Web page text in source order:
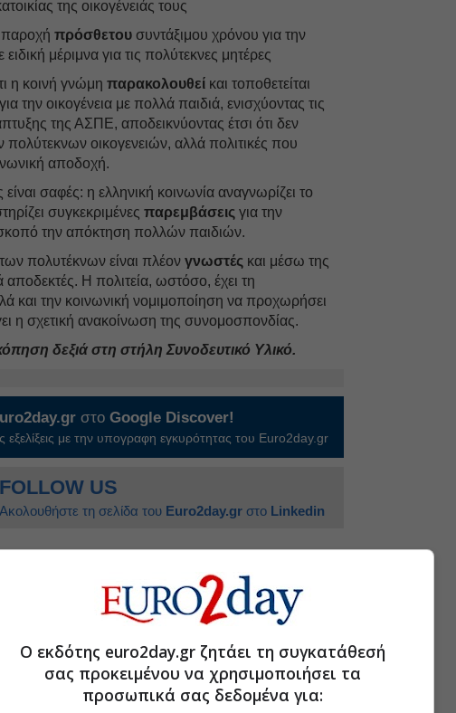
της οικογένειάς τους
παροχήπρόσθετου συντάξιμου χρόνου για την
μέριμνα για τις πολύτεκνες μητέρες
η κοινή γνώμηπαρακολουθεί και τοποθετείται
την οικογένεια με πολλά παιδιά, ενισχύοντας τις
της ΑΣΠΕ, αποδεικνύοντας έτσι ότι δεν
οικογενειών, αλλά πολιτικές που
αποδοχή.
σαφές: η ελληνική κοινωνία αναγνωρίζει το
συγκεκριμένεςπαρεμβάσεις για την
σκοπό την απόκτηση πολλών παιδιών.
πολυτέκνων είναι πλέονγνωστές και μέσω της
Η πολιτεία, ωστόσο, έχει τη
και την κοινωνική νομιμοποίηση να προχωρήσει
η σχετική ανακοίνωση της συνομοσπονδίας.
δεξιά στη στήλη Συνοδευτικό Υλικό.
στοGoogle Discover!
εξελίξεις με την υπογραφη εγκυρότητας του Euro2day.gr
FOLLOW US
Ακολουθήστε τη σελίδα του Euro2day.gr στο Linkedin
μέτρα για τα καύσιμα εφόσον χρειαστεί
ΔΕΘ θα εξαρτηθούν από την πορεία της
Ο εκδότης euro2day.gr ζητάει τη συγκατάθεσή
σας προκειμένου να χρησιμοποιήσει τα
προσωπικά σας δεδομένα για: